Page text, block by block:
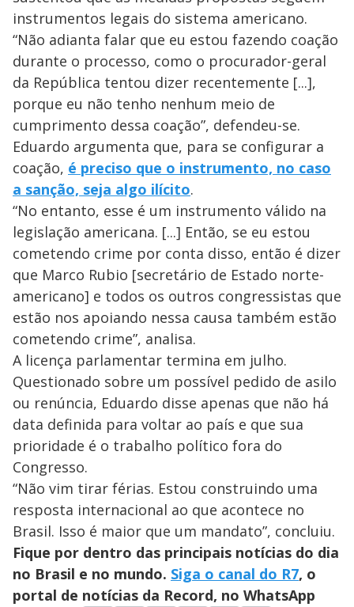
instrumentos legais do sistema americano.
“Não adianta falar que eu estou fazendo coação
durante o processo, como o procurador-geral
da República tentou dizer recentemente [...],
porque eu não tenho nenhum meio de
cumprimento dessa coação”, defendeu-se.
Eduardo argumenta que, para se configurar a
coação, é preciso que o instrumento, no caso
a sanção, seja algo ilícito.
“No entanto, esse é um instrumento válido na
legislação americana. [...] Então, se eu estou
cometendo crime por conta disso, então é dizer
que Marco Rubio [secretário de Estado norte-
americano] e todos os outros congressistas que
estão nos apoiando nessa causa também estão
cometendo crime”, analisa.
A licença parlamentar termina em julho.
Questionado sobre um possível pedido de asilo
ou renúncia, Eduardo disse apenas que não há
data definida para voltar ao país e que sua
prioridade é o trabalho político fora do
Congresso.
“Não vim tirar férias. Estou construindo uma
resposta internacional ao que acontece no
Brasil. Isso é maior que um mandato”, concluiu.
Fique por dentro das principais notícias do dia
no Brasil e no mundo. Siga o canal do R7, o
portal de notícias da Record, no WhatsApp